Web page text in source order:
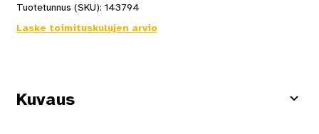
Tuotetunnus (SKU): 143794
Laske toimituskulujen arvio
Kuvaus